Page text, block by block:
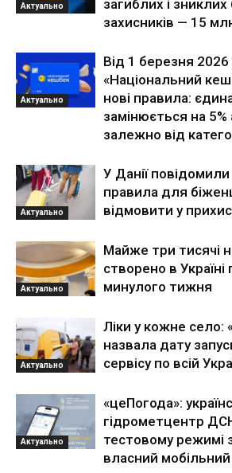
Актуально
загиблих і зниклих
захисників — 15
Актуально
Від 1 березня
«Національний
нові правила:
замінюється на 5%
залежно від
Актуально
У Данії повідомили
правила для
відмовити у
Актуально
Майже три тисячі
створено в
минулого тижня
Актуально
Ліки у кожне село:
назвала дату
сервісу по всій
Актуально
«цеПогода»:
гідрометцентр
тестовому режимі
власний